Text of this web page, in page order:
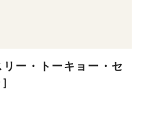
ー・トーキョー・セ